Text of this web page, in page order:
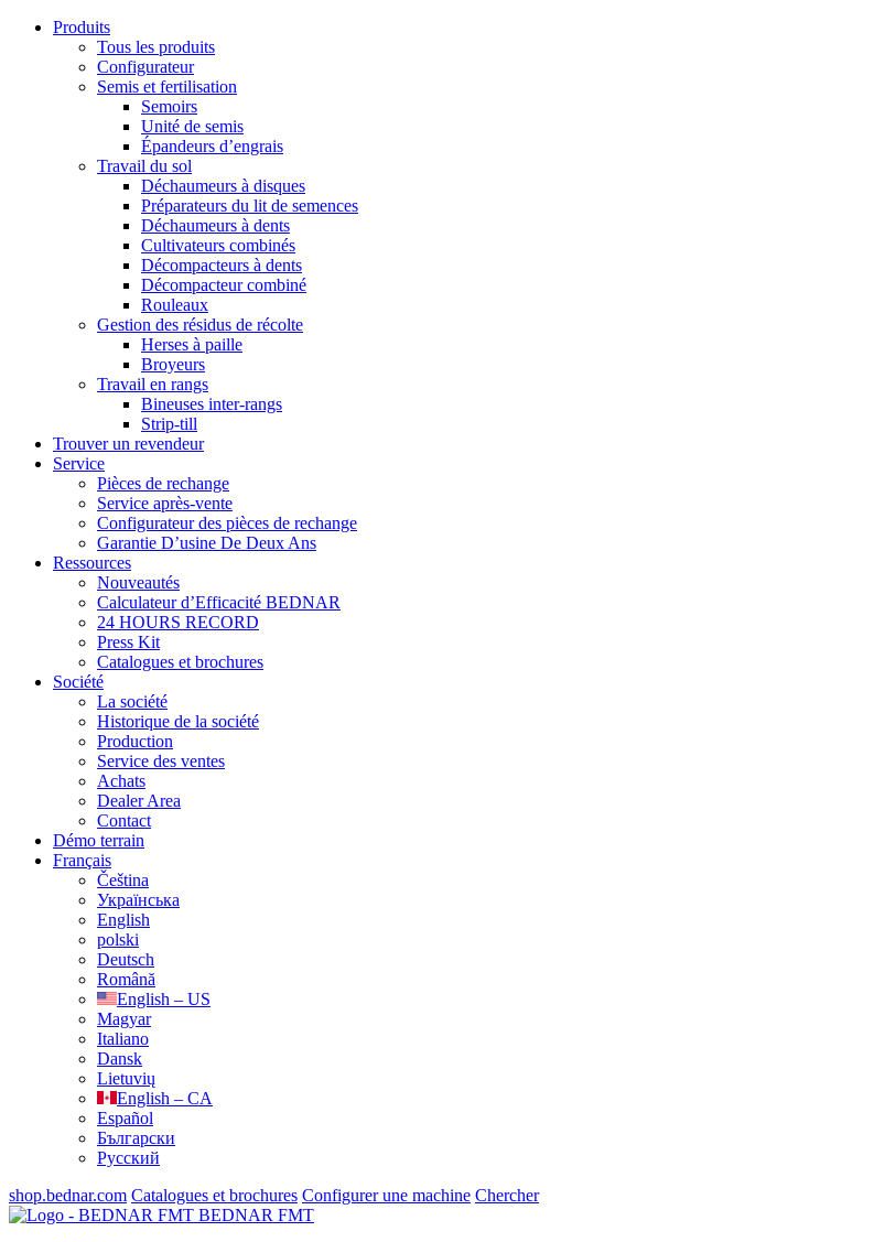
Produits
Tous les produits
Configurateur
Semis et fertilisation
Semoirs
Unité de semis
Épandeurs d’engrais
Travail du sol
Déchaumeurs à disques
Préparateurs du lit de semences
Déchaumeurs à dents
Cultivateurs combinés
Décompacteurs à dents
Décompacteur combiné
Rouleaux
Gestion des résidus de récolte
Herses à paille
Broyeurs
Travail en rangs
Bineuses inter-rangs
Strip-till
Trouver un revendeur
Service
Pièces de rechange
Service après-vente
Configurateur des pièces de rechange
Garantie D’usine De Deux Ans
Ressources
Nouveautés
Calculateur d’Efficacité BEDNAR
24 HOURS RECORD
Press Kit
Catalogues et brochures
Société
La société
Historique de la société
Production
Service des ventes
Achats
Dealer Area
Contact
Démo terrain
Français
Čeština
Українська
English
polski
Deutsch
Română
English – US
Magyar
Italiano
Dansk
Lietuvių
English – CA
Español
Български
Русский
shop.bednar.com Catalogues et brochures Configurer une machine Chercher
BEDNAR FMT